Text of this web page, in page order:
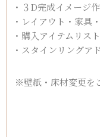
・３D完成イメージ
・レイアウト・家具
・購入アイテムリス
・スタインリングア
※壁紙・床材変更を